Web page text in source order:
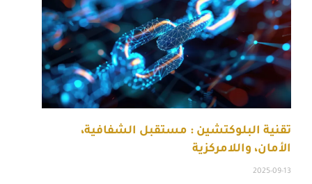
تقنية البلوكتشين : مستقبل الشفافية،
الأمان، واللامركزية
2025-09-13